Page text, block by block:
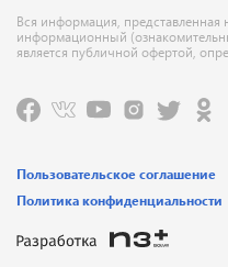
Вся информация, представленная
информационный
является публичной офертой,
Пользовательское соглашение
Политика конфиденциальности